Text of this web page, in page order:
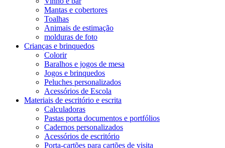
Mantas e cobertores
Toalhas
Animais de estimação
molduras de foto
Crianças e brinquedos
Colorir
Baralhos e jogos de mesa
Jogos e brinquedos
Peluches personalizados
Acessórios de Escola
Materiais de escritório e escrita
Calculadoras
Pastas porta documentos e portfólios
Cadernos personalizados
Acessórios de escritório
Porta-cartões para cartões de visita